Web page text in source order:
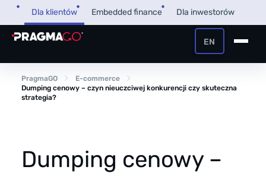
Przejdź
treści
Dla klientów Embedded finance Dla inwestorów
Pożyczka dla firm
PragmaPay
EN
+48 32 450 02 22
Strefa Klienta i Płatnika
PragmaGO
E-commerce
Dumping cenowy – czyn nieuczciwej konkurencji czy skuteczna
strategia?
Dumping cenowy –